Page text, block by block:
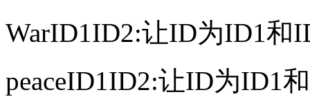
WarID1ID2:让ID为ID1和
peaceID1ID2:让ID为ID1